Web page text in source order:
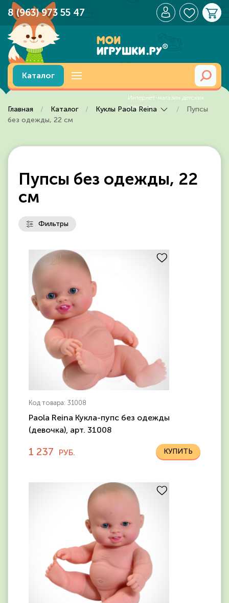
Перейти к содержимому
8 (963) 973 55 47
Каталог
Главная Каталог Куклы Paola Reina
Пупсы
без одежды, 22 см
Пупсы без одежды, 22
см
Фильтры
Код товара: 31008
Paola Reina Кукла-пупс без одежды
(девочка), арт. 31008
1 237 РУБ.